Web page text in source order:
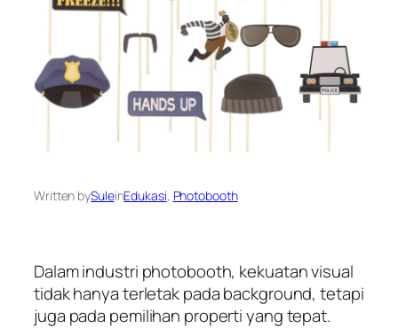
Written bySuleinEdukasi, Photobooth
Dalam industri photobooth, kekuatan visual
tidak hanya terletak pada background, tetapi
juga pada pemilihan properti yang tepat.